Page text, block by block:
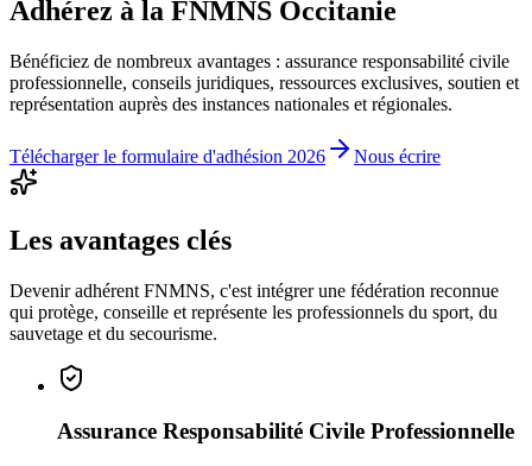
Adhérez à la FNMNS Occitanie
Bénéficiez de nombreux avantages : assurance responsabilité civile
professionnelle, conseils juridiques, ressources exclusives, soutien et
représentation auprès des instances nationales et régionales.
Télécharger le formulaire d'adhésion 2026 Nous écrire
Les avantages clés
Devenir adhérent FNMNS, c'est intégrer une fédération reconnue
qui protège, conseille et représente les professionnels du sport, du
sauvetage et du secourisme.
Assurance Responsabilité Civile Professionnelle